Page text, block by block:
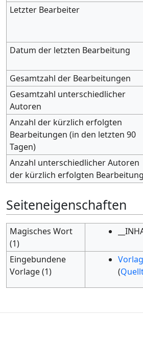
Letzter Bearbeiter
Datum der letzten Bearbeitung
Gesamtzahl der Bearbeitungen
Gesamtzahl unterschiedlicher
Autoren
Anzahl der kürzlich erfolgten
Bearbeitungen (in den letzten 90
Tagen)
Anzahl unterschiedlicher Autoren
der kürzlich erfolgten
Seiteneigenschaften
Magisches Wort
(1)
Eingebundene
Vorlage (1)
(